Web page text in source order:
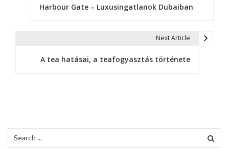
s
Harbour Gate – Luxusingatlanok Dubaiban
Next Article
A tea hatásai, a teafogyasztás története
for: